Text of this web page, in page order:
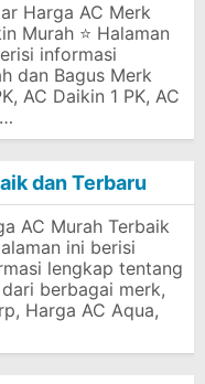
Harga AC Merk
Murah ⭐ Halaman
informasi
dan Bagus Merk
AC Daikin 1 PK, AC
dan Terbaru
AC Murah Terbaik
ini berisi
lengkap tentang
berbagai merk,
Harga AC Aqua,